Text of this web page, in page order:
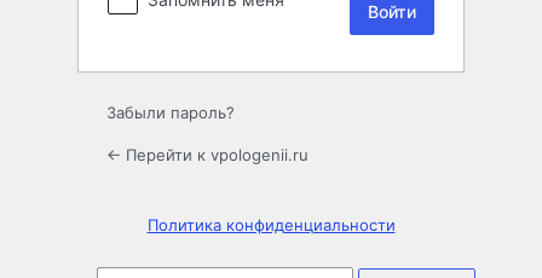
Забыли пароль?
← Перейти к vpologenii.ru
Политика конфиденциальности